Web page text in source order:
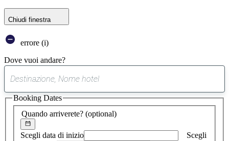
Chiudi finestra
errore (i)
Dove vuoi andare?
suggerimento
trovato
Quando arriverete? (optional)
Scegli data di inizio
Scegli
Booking Dates